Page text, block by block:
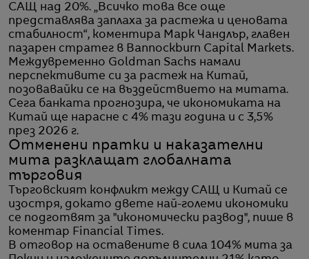
САЩ над 20%. „Всичко това все още
представлява заплаха за растежа и ценовата
стабилност“, коментира Марк Чандлър, главен
пазарен стратег в Bannockburn Capital Markets.
Междувременно Goldman Sachs намали
перспективите си за растеж на Китай,
позовавайки се на въздействието на митата.
Сега банката прогнозира, че икономиката на
Китай ще нарасне с 4% тази година и с 3,5%
през 2026 г.
Отменени пратки и наказателни
мита разклащат глобалната
търговия
Търговският конфликт между САЩ и Китай се
изостря, докато двете най-големи икономики
се подготвят за "икономически развод", пише в
коментар Financial Times.
В отговор на оставените в сила 104% мита за